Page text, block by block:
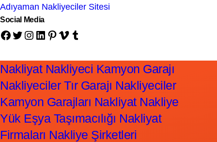
Adıyaman Nakliyeciler Sitesi
Social Media
Facebook Twitter Instagram LinkedIn Pinterest Vimeo Tumblr
Nakliyat Nakliyeci Kamyon Garajı
Nakliyeciler Tır Garajı Nakliyeciler
Kamyon Garajları Nakliyat Nakliye
Yük Eşya Taşımacılığı Nakliyat
Firmaları Nakliye Şirketleri